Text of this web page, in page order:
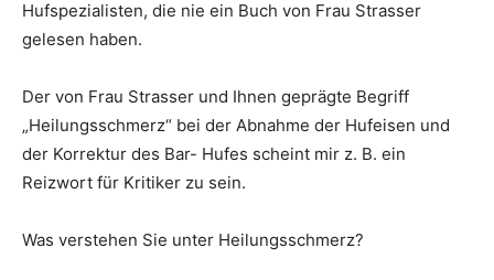
Hufspezialisten, die nie ein Buch von Frau Strasser
gelesen haben.
Der von Frau Strasser und Ihnen geprägte Begriff
„Heilungsschmerz“ bei der Abnahme der Hufeisen und
der Korrektur des Bar- Hufes scheint mir z. B. ein
Reizwort für Kritiker zu sein.
Was verstehen Sie unter Heilungsschmerz?